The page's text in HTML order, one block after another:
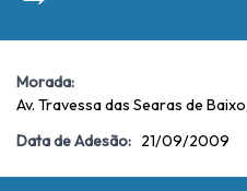
Morada:
Av. Travessa das Searas de
Data de Adesão: 21/09/2009